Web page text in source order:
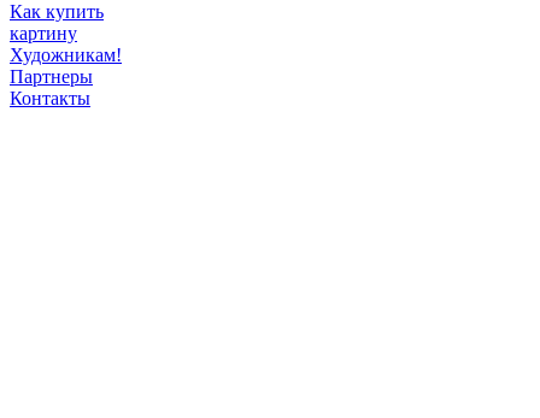
Как купить
картину
Художникам!
Партнеры
Контакты